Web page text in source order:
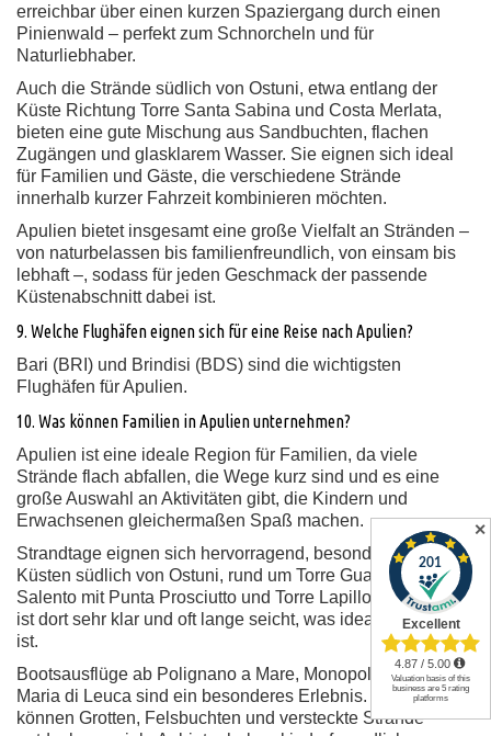
erreichbar über einen kurzen Spaziergang durch einen
Pinienwald – perfekt zum Schnorcheln und für
Naturliebhaber.
Auch die Strände südlich von Ostuni, etwa entlang der
Küste Richtung Torre Santa Sabina und Costa Merlata,
bieten eine gute Mischung aus Sandbuchten, flachen
Zugängen und glasklarem Wasser. Sie eignen sich ideal
für Familien und Gäste, die verschiedene Strände
innerhalb kurzer Fahrzeit kombinieren möchten.
Apulien bietet insgesamt eine große Vielfalt an Stränden –
von naturbelassen bis familienfreundlich, von einsam bis
lebhaft –, sodass für jeden Geschmack der passende
Küstenabschnitt dabei ist.
9. Welche Flughäfen eignen sich für eine Reise nach Apulien?
Bari (BRI) und Brindisi (BDS) sind die wichtigsten
Flughäfen für Apulien.
10. Was können Familien in Apulien unternehmen?
Apulien ist eine ideale Region für Familien, da viele
Strände flach abfallen, die Wege kurz sind und es eine
große Auswahl an Aktivitäten gibt, die Kindern und
Erwachsenen gleichermaßen Spaß machen.
Strandtage eignen sich hervorragend, besonders an den
Küsten südlich von Ostuni, rund um Torre Guaceto oder im
Salento mit Punta Prosciutto und Torre Lapillo. Das Wasser
ist dort sehr klar und oft lange seicht, was ideal für Kinder
ist.
Bootsausflüge ab Polignano a Mare, Monopoli oder Santa
Maria di Leuca sind ein besonderes Erlebnis. Familien
können Grotten, Felsbuchten und versteckte Strände
✕